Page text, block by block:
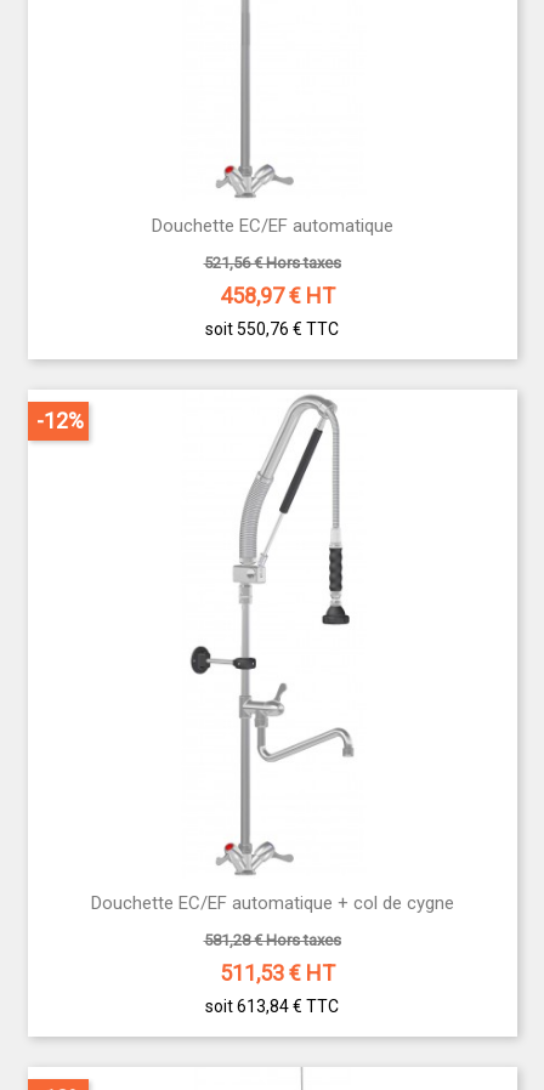
Douchette EC/EF automatique
521,56 € Hors taxes
458,97€ HT
soit 550,76 € TTC
Douchette EC/EF automatique + col de cygne
581,28 € Hors taxes
511,53€ HT
soit 613,84 € TTC
-12%